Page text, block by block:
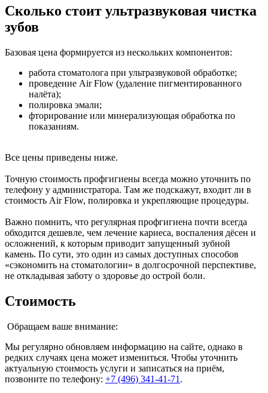
Сколько стоит ультразвуковая чистка
зубов
Базовая цена формируется из нескольких компонентов:
работа стоматолога при ультразвуковой обработке;
проведение Air Flow (удаление пигментированного
налёта);
полировка эмали;
фторирование или минерализующая обработка по
показаниям.
Все цены приведены ниже.
Точную стоимость профгигиены всегда можно уточнить по
телефону у администратора. Там же подскажут, входит ли в
стоимость Air Flow, полировка и укрепляющие процедуры.
Важно помнить, что регулярная профгигиена почти всегда
обходится дешевле, чем лечение кариеса, воспаления дёсен и
осложнений, к которым приводит запущенный зубной
камень. По сути, это один из самых доступных способов
«сэкономить на стоматологии» в долгосрочной перспективе,
не откладывая заботу о здоровье до острой боли.
Стоимость
Обращаем ваше внимание:
Мы регулярно обновляем информацию на сайте, однако в
редких случаях цена может измениться. Чтобы уточнить
актуальную стоимость услуги и записаться на приём,
позвоните по телефону: +7 (496) 341-41-71 .